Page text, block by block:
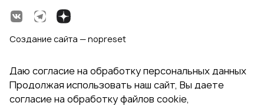
Создание сайта — nopreset
Даю согласие на обработку персональных данных
Продолжая использовать наш сайт, Вы даете
согласие на обработку файлов cookie,